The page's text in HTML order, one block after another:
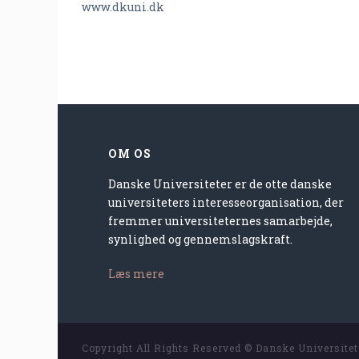
www.dkuni.dk
OM OS
Danske Universiteter er de otte danske
universiteters interesseorganisation, der
fremmer universiteternes samarbejde,
synlighed og gennemslagskraft.
Læs mere
Copyright All Rights Reserved © Danske